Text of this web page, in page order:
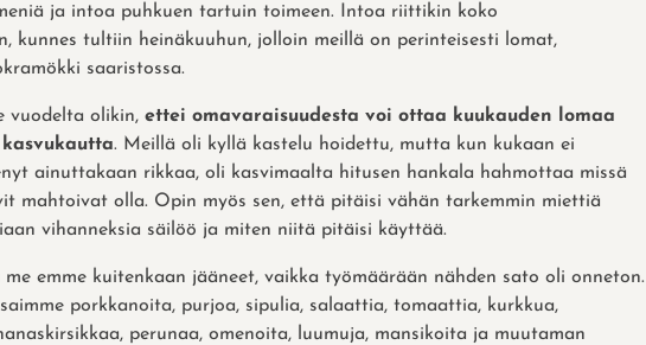
ja intoa puhkuen tartuin toimeen. Intoa riittikin koko
kunnes tultiin heinäkuuhun, jolloin meillä on perinteisesti lomat,
saaristossa.
vuodelta olikin, ettei omavaraisuudesta voi ottaa kuukauden lomaa
. Meillä oli kyllä kastelu hoidettu, mutta kun kukaan ei
ainuttakaan rikkaa, oli kasvimaalta hitusen hankala hahmottaa missä
mahtoivat olla. Opin myös sen, että pitäisi vähän tarkemmin miettiä
vihanneksia säilöö ja miten niitä pitäisi käyttää.
me emme kuitenkaan jääneet, vaikka työmäärään nähden sato oli onneton.
porkkanoita, purjoa, sipulia, salaattia, tomaattia, kurkkua,
perunaa, omenoita, luumuja, mansikoita ja muutaman